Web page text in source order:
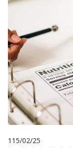
115/02/25